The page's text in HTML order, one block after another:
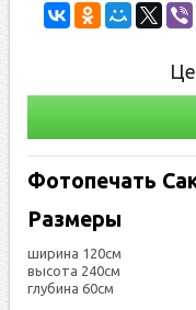
Фотопечать
Размеры
ширина 120см
высота 240см
глубина 60см